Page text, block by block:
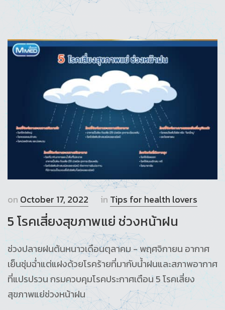
on October 17, 2022 in Tips for health lovers
5 โรคเสี่ยงสุขภาพแย่ ช่วงหน้าฝน
ช่วงปลายฝนต้นหนาวเดือนตุลาคม - พฤศจิกายน อากาศ
เย็นชุ่มฉ่ำแต่แฝงด้วยโรคร้ายที่มากับน้ำฝนและสภาพอากาศ
ที่แปรปรวน กรมควบคุมโรคประกาศเตือน 5 โรคเสี่ยง
สุขภาพแย่ช่วงหน้าฝน